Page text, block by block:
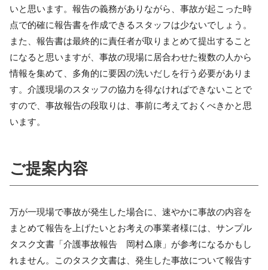
いと思います。報告の義務がありながら、事故が起こった時
点で的確に報告書を作成できるスタッフは少ないでしょう。
また、報告書は最終的に責任者が取りまとめて提出すること
になると思いますが、事故の現場に居合わせた複数の人から
情報を集めて、多角的に要因の洗いだしを行う必要がありま
す。介護現場のスタッフの協力を得なければできないことで
すので、事故報告の段取りは、事前に考えておくべきかと思
います。
ご提案内容
万が一現場で事故が発生した場合に、速やかに事故の内容を
まとめて報告を上げたいとお考えの事業者様には、サンプル
タスク文書「介護事故報告 岡村△康」が参考になるかもし
れません。このタスク文書は、発生した事故について報告す